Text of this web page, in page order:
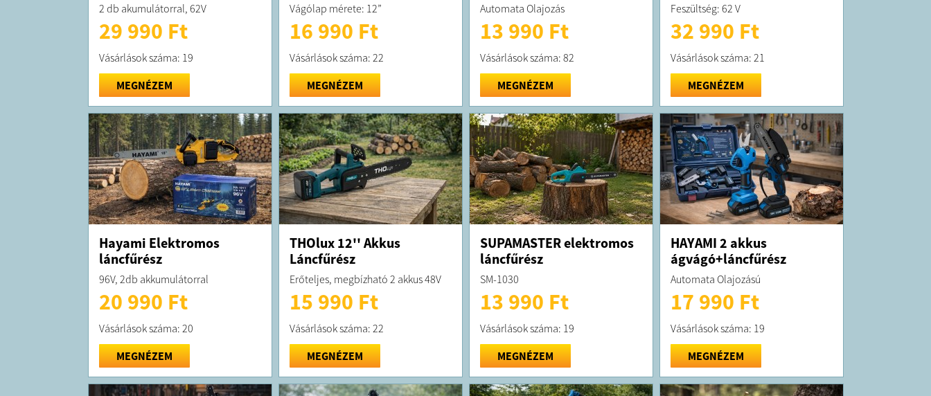
2 db akumulátorral, 62V
29 990 Ft
Vásárlások száma: 19
MEGNÉZEM
Vágólap mérete: 12”
16 990 Ft
Vásárlások száma: 22
MEGNÉZEM
Automata Olajozás
13 990 Ft
Vásárlások száma: 82
MEGNÉZEM
Feszültség: 62 V
32 990 Ft
Vásárlások száma: 21
MEGNÉZEM
Hayami Elektromos
láncfűrész
96V, 2db akkumulátorral
20 990 Ft
Vásárlások száma: 20
MEGNÉZEM
THOlux 12'' Akkus
Láncfűrész
Erőteljes, megbízható 2 akkus 48V
15 990 Ft
Vásárlások száma: 22
MEGNÉZEM
SUPAMASTER elektromos
láncfűrész
SM-1030
13 990 Ft
Vásárlások száma: 19
MEGNÉZEM
HAYAMI 2 akkus
ágvágó+láncfűrész
Automata Olajozású
17 990 Ft
Vásárlások száma: 19
MEGNÉZEM